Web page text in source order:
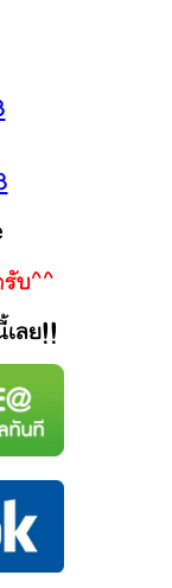
รับ^^
ลย!!